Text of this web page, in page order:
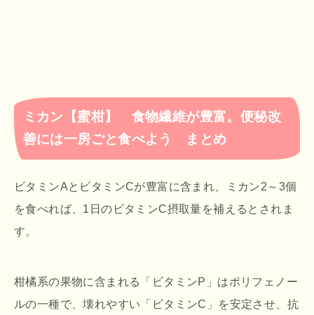
ミカン【蜜柑】 食物繊維が豊富。便秘改
善には一房ごと食べよう まとめ
ビタミンAとビタミンCが豊富に含まれ、ミカン2～3個
を食べれば、1日のビタミンC摂取量を補えるとされま
す。
柑橘系の果物に含まれる「ビタミンP」はポリフェノー
ルの一種で、壊れやすい「ビタミンC」を安定させ、抗